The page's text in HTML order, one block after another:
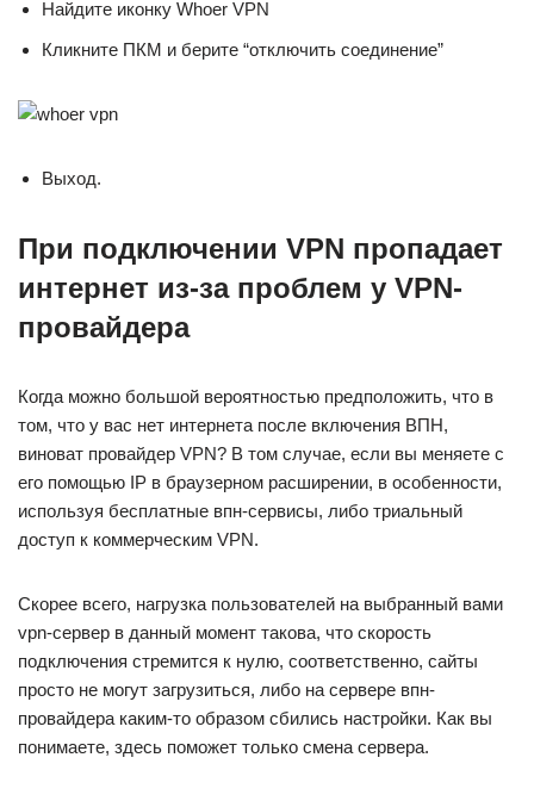
Найдите иконку Whoer VPN
Кликните ПКМ и берите “отключить соединение”
Выход.
При подключении VPN пропадает
интернет из-за проблем у VPN-
провайдера
Когда можно большой вероятностью предположить, что в
том, что у вас нет интернета после включения ВПН,
виноват провайдер VPN? В том случае, если вы меняете с
его помощью IP в браузерном расширении, в особенности,
используя бесплатные впн-сервисы, либо триальный
доступ к коммерческим VPN.
Скорее всего, нагрузка пользователей на выбранный вами
vpn-сервер в данный момент такова, что скорость
подключения стремится к нулю, соответственно, сайты
просто не могут загрузиться, либо на сервере впн-
провайдера каким-то образом сбились настройки. Как вы
понимаете, здесь поможет только смена сервера.